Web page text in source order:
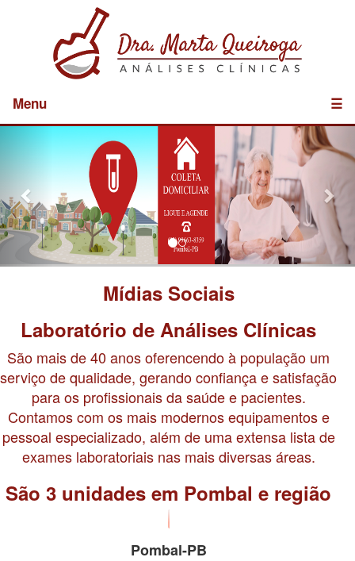
Menu ☰
Previous
Mídias Sociais
Laboratório de Análises Clínicas
São mais de 40 anos oferencendo à população um
serviço de qualidade, gerando confiança e satisfação
para os profissionais da saúde e pacientes.
Contamos com os mais modernos equipamentos e
pessoal especializado, além de uma extensa lista de
exames laboratoriais nas mais diversas áreas.
São 3 unidades em Pombal e região
Pombal-PB